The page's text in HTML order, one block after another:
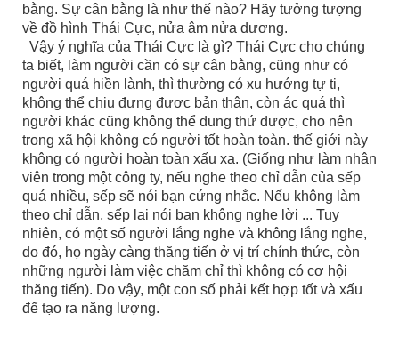
bằng. Sự cân bằng là như thế nào? Hãy tưởng tượng
về đồ hình Thái Cực, nửa âm nửa dương.
Vậy ý nghĩa của Thái Cực là gì? Thái Cực cho chúng
ta biết, làm người cần có sự cân bằng, cũng như có
người quá hiền lành, thì thường có xu hướng tự ti,
không thể chịu đựng được bản thân, còn ác quá thì
người khác cũng không thể dung thứ được, cho nên
trong xã hội không có người tốt hoàn toàn. thế giới này
không có người hoàn toàn xấu xa. (Giống như làm nhân
viên trong một công ty, nếu nghe theo chỉ dẫn của sếp
quá nhiều, sếp sẽ nói bạn cứng nhắc. Nếu không làm
theo chỉ dẫn, sếp lại nói bạn không nghe lời ... Tuy
nhiên, có một số người lắng nghe và không lắng nghe,
do đó, họ ngày càng thăng tiến ở vị trí chính thức, còn
những người làm việc chăm chỉ thì không có cơ hội
thăng tiến). Do vậy, một con số phải kết hợp tốt và xấu
để tạo ra năng lượng.